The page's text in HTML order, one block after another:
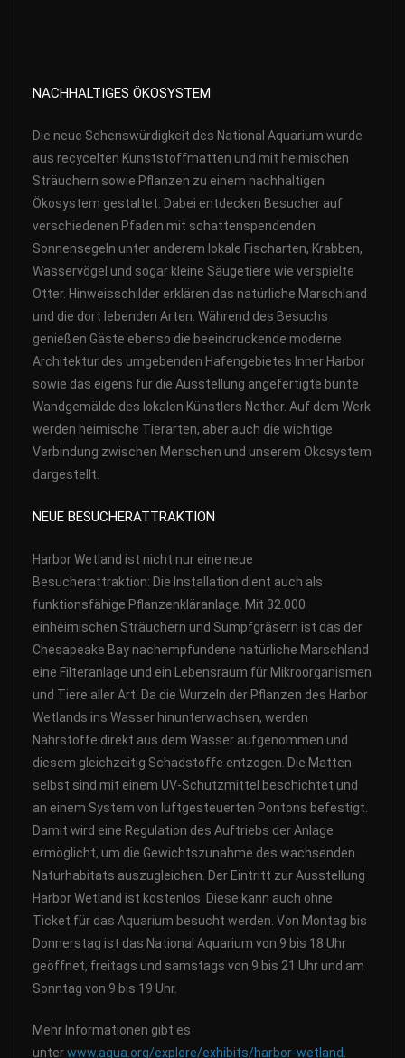
NACHHALTIGES ÖKOSYSTEM
Die neue Sehenswürdigkeit des National Aquarium wurde
aus recycelten Kunststoffmatten und mit heimischen
Sträuchern sowie Pflanzen zu einem nachhaltigen
Ökosystem gestaltet. Dabei entdecken Besucher auf
verschiedenen Pfaden mit schattenspendenden
Sonnensegeln unter anderem lokale Fischarten, Krabben,
Wasservögel und sogar kleine Säugetiere wie verspielte
Otter. Hinweisschilder erklären das natürliche Marschland
und die dort lebenden Arten. Während des Besuchs
genießen Gäste ebenso die beeindruckende moderne
Architektur des umgebenden Hafengebietes Inner Harbor
sowie das eigens für die Ausstellung angefertigte bunte
Wandgemälde des lokalen Künstlers Nether. Auf dem Werk
werden heimische Tierarten, aber auch die wichtige
Verbindung zwischen Menschen und unserem Ökosystem
dargestellt.
NEUE BESUCHERATTRAKTION
Harbor Wetland ist nicht nur eine neue
Besucherattraktion: Die Installation dient auch als
funktionsfähige Pflanzenkläranlage. Mit 32.000
einheimischen Sträuchern und Sumpfgräsern ist das der
Chesapeake Bay nachempfundene natürliche Marschland
eine Filteranlage und ein Lebensraum für Mikroorganismen
und Tiere aller Art. Da die Wurzeln der Pflanzen des Harbor
Wetlands ins Wasser hinunterwachsen, werden
Nährstoffe direkt aus dem Wasser aufgenommen und
diesem gleichzeitig Schadstoffe entzogen. Die Matten
selbst sind mit einem UV-Schutzmittel beschichtet und
an einem System von luftgesteuerten Pontons befestigt.
Damit wird eine Regulation des Auftriebs der Anlage
ermöglicht, um die Gewichtszunahme des wachsenden
Naturhabitats auszugleichen. Der Eintritt zur Ausstellung
Harbor Wetland ist kostenlos. Diese kann auch ohne
Ticket für das Aquarium besucht werden. Von Montag bis
Donnerstag ist das National Aquarium von 9 bis 18 Uhr
geöffnet, freitags und samstags von 9 bis 21 Uhr und am
Sonntag von 9 bis 19 Uhr.
Mehr Informationen gibt es
unterwww.aqua.org/explore/exhibits/harbor-wetland